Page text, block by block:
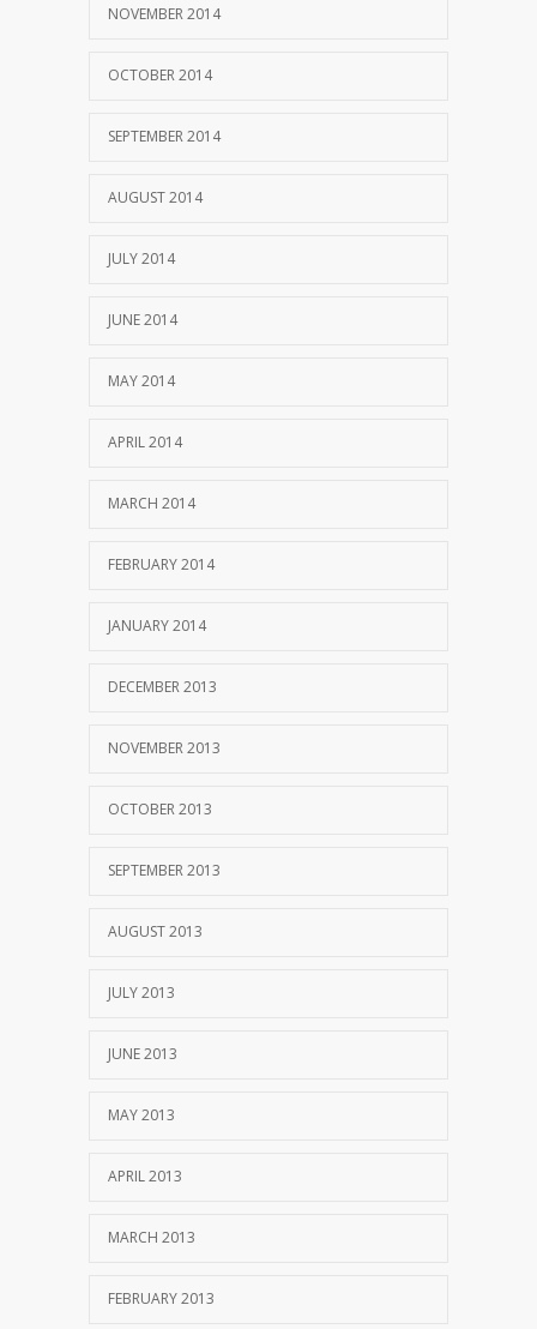
NOVEMBER 2014
OCTOBER 2014
SEPTEMBER 2014
AUGUST 2014
JULY 2014
JUNE 2014
MAY 2014
APRIL 2014
MARCH 2014
FEBRUARY 2014
JANUARY 2014
DECEMBER 2013
NOVEMBER 2013
OCTOBER 2013
SEPTEMBER 2013
AUGUST 2013
JULY 2013
JUNE 2013
MAY 2013
APRIL 2013
MARCH 2013
FEBRUARY 2013